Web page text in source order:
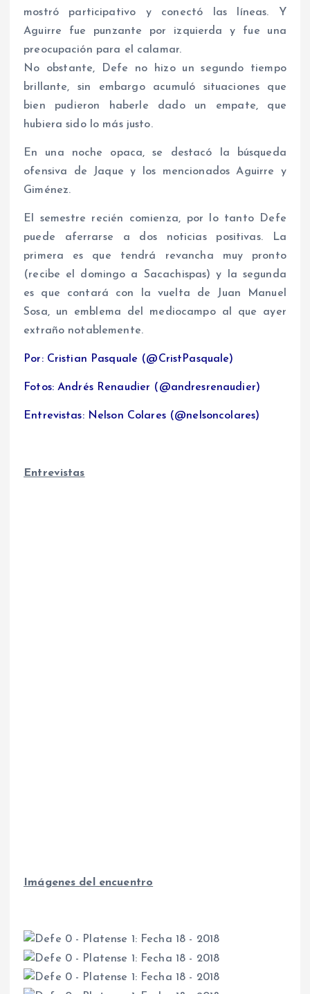
mostró participativo y conectó las líneas. Y
Aguirre fue punzante por izquierda y fue una
preocupación para el calamar.
No obstante, Defe no hizo un segundo tiempo
brillante, sin embargo acumuló situaciones que
bien pudieron haberle dado un empate, que
hubiera sido lo más justo.
En una noche opaca, se destacó la búsqueda
ofensiva de Jaque y los mencionados Aguirre y
Giménez.
El semestre recién comienza, por lo tanto Defe
puede aferrarse a dos noticias positivas. La
primera es que tendrá revancha muy pronto
(recibe el domingo a Sacachispas) y la segunda
es que contará con la vuelta de Juan Manuel
Sosa, un emblema del mediocampo al que ayer
extraño notablemente.
Por: Cristian Pasquale (@CristPasquale)
Fotos: Andrés Renaudier (@andresrenaudier)
Entrevistas: Nelson Colares (@nelsoncolares)
Entrevistas
Imágenes del encuentro